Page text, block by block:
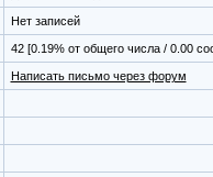
Нет записей
42 [0.19% от общего числа / 0.00
Написать письмо через форум